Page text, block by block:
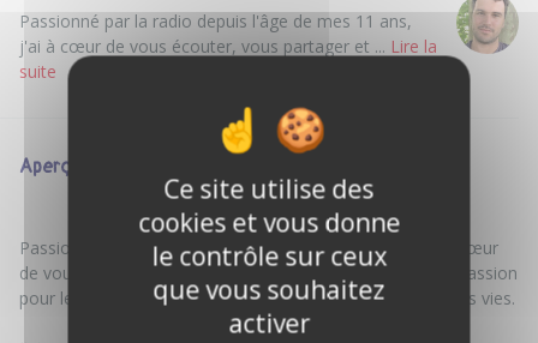
Passionné par la radio depuis l'âge de mes 11 ans,
j'ai à cœur de vous écouter, vous partager et ... Lire la
suite
Aperçu
Passionné par la radio depuis l'âge de mes 11 ans, j'ai à cœur
de vous écouter, vous partager et vous transmettre ma passion
pour le son, les gens et les histoires extraordinaires de nos vies.
Ce site utilise des
cookies et vous donne
le contrôle sur ceux
que vous souhaitez
activer